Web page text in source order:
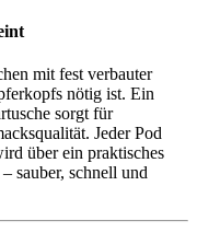
mit fest verbauter
nötig ist. Ein
sorgt für
Jeder Pod
über ein praktisches
sauber, schnell und